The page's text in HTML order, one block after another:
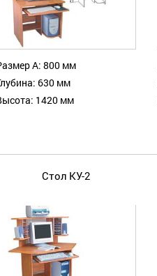
А: 800 мм
630 мм
1420 мм
Стол КУ-2